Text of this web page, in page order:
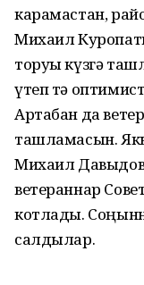
карамастан,
Михаил
торуы күзгә
үтеп тә
Артабан да
ташламасын.
Михаил
ветераннар
котлады.
салдылар.